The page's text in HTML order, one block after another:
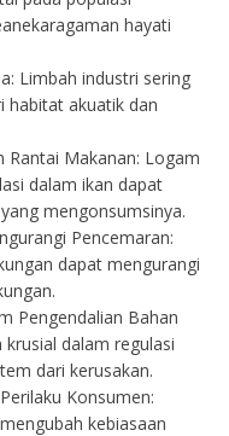
hayati
Limbah industri sering
habitat akuatik dan
Makanan: Logam
dalam ikan dapat
mengonsumsinya.
Pencemaran:
dapat mengurangi
Pengendalian Bahan
dalam regulasi
dari kerusakan.
Konsumen:
kebiasaan